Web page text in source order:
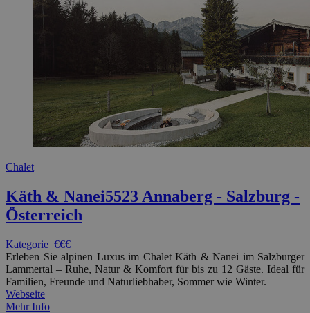
Chalet
Käth & Nanei5523 Annaberg - Salzburg -
Österreich
Kategorie €€€
Erleben Sie alpinen Luxus im Chalet Käth & Nanei im Salzburger
Lammertal – Ruhe, Natur & Komfort für bis zu 12 Gäste. Ideal für
Familien, Freunde und Naturliebhaber, Sommer wie Winter.
Webseite
Mehr Info